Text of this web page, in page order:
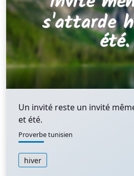
Un invité reste un invité
et été.
Proverbe tunisien
hiver